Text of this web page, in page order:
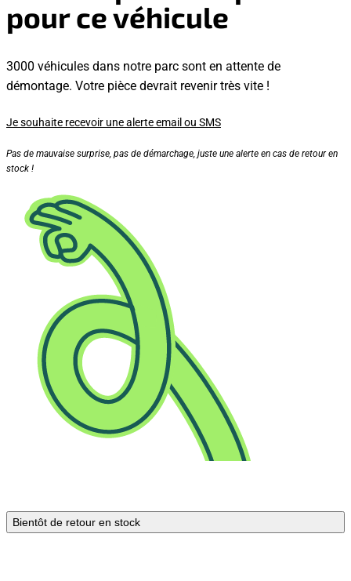
pour ce véhicule
3000 véhicules dans notre parc sont en attente de
démontage. Votre pièce devrait revenir très vite !
Je souhaite recevoir une alerte email ou SMS
Pas de mauvaise surprise, pas de démarchage, juste une alerte en cas de retour en
stock !
Bientôt de retour en stock